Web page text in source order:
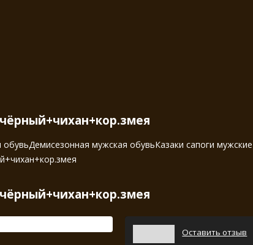
чёрный+чихан+кор.змея
обувьДемисезонная мужская обувьКазаки сапоги мужские
чёрный+чихан+кор.змея
Оставить отзыв